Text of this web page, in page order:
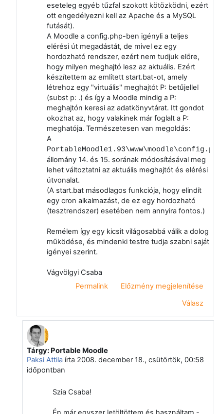
eseteleg egyéb tűzfal szokott kötözködni, ezért
ott engedélyezni kell az Apache és a MySQL
futását).
A Moodle a config.php-ben igényli a teljes
elérési út megadástát, de mivel ez egy
hordozható rendszer, ezért nem tudjuk előre,
hogy milyen meghajtó lesz az aktuális. Ezért
készítettem az említett start.bat-ot, amely
létrehoz egy "virtuális" meghajtót P: betűjellel
(subst p: .) és így a Moodle mindig a P:
meghajtón keresi az adatkönyvtárat. Itt gondot
okozhat az, hogy valakinek már foglalt a P:
meghatója. Természetesen van megoldás:
A
állomány 14. és 15. sorának módosításával meg
lehet változtatni az aktuális meghajtót és elérési
útvonalat.
(A start.bat másodlagos funkciója, hogy elindít
egy cron alkalmazást, de ez egy hordozható
(tesztrendszer) esetében nem annyira fontos.)
Remélem így egy kicsit világosabbá válik a dolog
működése, és mindenki testre tudja szabni saját
igényei szerint.
Vágvölgyi Csaba
Permalink
Előzmény megjelenítése
Válasz
Válasz erre: Vágvölgyi Csaba
Tárgy: Portable Moodle
Paksi Attilaírta 2008. december 18., csütörtök, 00:58
időpontban
Szia Csaba!